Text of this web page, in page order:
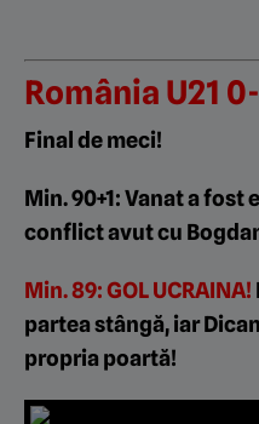
România U21
Final de meci!
Min. 90+1: Vanat a
conflict avut cu
Min. 89: GOL UCRAINA!
partea stângă, iar
propria poartă!